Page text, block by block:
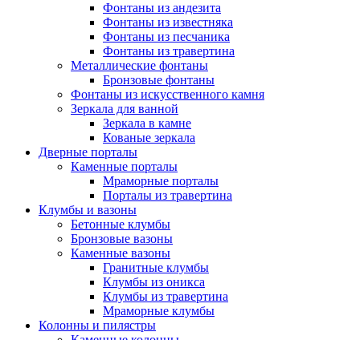
Фонтаны из андезита
Фонтаны из известняка
Фонтаны из песчаника
Фонтаны из травертина
Металлические фонтаны
Бронзовые фонтаны
Фонтаны из искусственного камня
Зеркала для ванной
Зеркала в камне
Кованые зеркала
Дверные порталы
Каменные порталы
Мраморные порталы
Порталы из травертина
Клумбы и вазоны
Бетонные клумбы
Бронзовые вазоны
Каменные вазоны
Гранитные клумбы
Клумбы из оникса
Клумбы из травертина
Мраморные клумбы
Колонны и пилястры